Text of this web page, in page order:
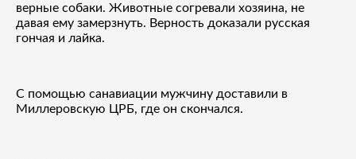
верные собаки. Животные согревали хозяина, не
давая ему замерзнуть. Верность доказали русская
гончая и лайка.
С помощью санавиации мужчину доставили в
Миллеровскую ЦРБ, где он скончался.